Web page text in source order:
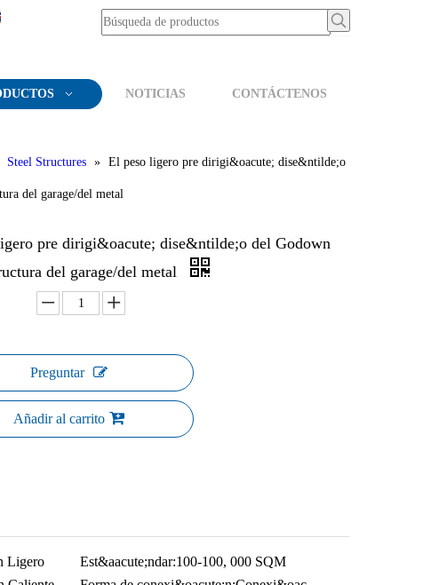
NOTICIAS CONTÁCTENOS
Steel Structures » El peso ligero pre dirigi&oacute; dise&ntilde;o
del garage/del metal
pre dirigi&oacute; dise&ntilde;o del Godown
del garage/del metal
Preguntar
Añadir al carrito
Ligero Est&aacute;ndar:100-100, 000 SQM